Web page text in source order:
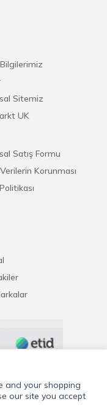
Sitemiz
UK
Satış Formu
Korunması
Daha Fazla
and your shopping
our site you accept